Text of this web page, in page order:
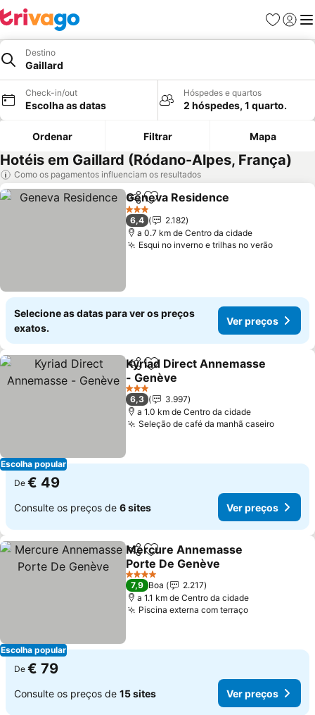
Favoritos
Iniciar
Destino
Gaillard
Check-in/out
Escolha as datas
Hóspedes e quartos
2 hóspedes, 1 quarto.
Ordenar Filtrar Mapa
Hotéis em Gaillard (Ródano-Alpes, França)
Como os pagamentos influenciam os resultados
PartilharAdicionar aos favoritos
Geneva Residence
3 Estrelas
6,4
2.182
a 0.7 km de Centro da cidade
Esqui no inverno e trilhas no verãoVer
Selecione as datas para ver os preços
exatos.
Ver preços
Escolha popular
PartilharAdicionar aos favoritos
Kyriad Direct Annemasse
- Genève
Ver preços
3 Estrelas
6,3
3.997
a 1.0 km de Centro da cidade
Seleção de café da manhã caseiroVer
De € 49
Consulte os preços de 6 sites Ver preços
Escolha popular
PartilharAdicionar aos favoritos
Mercure Annemasse
Porte De Genève
Ver preços
4 Estrelas
7,9 Boa
2.217
a 1.1 km de Centro da cidade
Piscina externa com terraçoVer preços
De € 79
Consulte os preços de 15 sites Ver preços